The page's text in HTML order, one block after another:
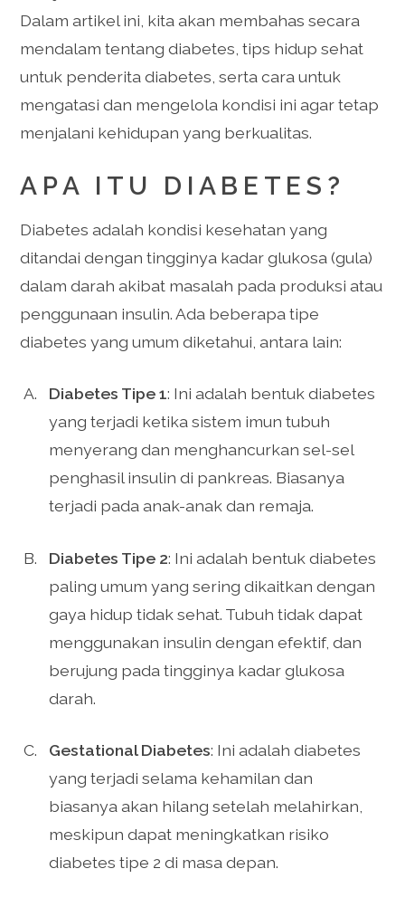
Dalam artikel ini, kita akan membahas secara
mendalam tentang diabetes, tips hidup sehat
untuk penderita diabetes, serta cara untuk
mengatasi dan mengelola kondisi ini agar tetap
menjalani kehidupan yang berkualitas.
APA ITU DIABETES?
Diabetes adalah kondisi kesehatan yang
ditandai dengan tingginya kadar glukosa (gula)
dalam darah akibat masalah pada produksi atau
penggunaan insulin. Ada beberapa tipe
diabetes yang umum diketahui, antara lain:
Diabetes Tipe 1: Ini adalah bentuk diabetes
yang terjadi ketika sistem imun tubuh
menyerang dan menghancurkan sel-sel
penghasil insulin di pankreas. Biasanya
terjadi pada anak-anak dan remaja.
Diabetes Tipe 2: Ini adalah bentuk diabetes
paling umum yang sering dikaitkan dengan
gaya hidup tidak sehat. Tubuh tidak dapat
menggunakan insulin dengan efektif, dan
berujung pada tingginya kadar glukosa
darah.
Gestational Diabetes: Ini adalah diabetes
yang terjadi selama kehamilan dan
biasanya akan hilang setelah melahirkan,
meskipun dapat meningkatkan risiko
diabetes tipe 2 di masa depan.